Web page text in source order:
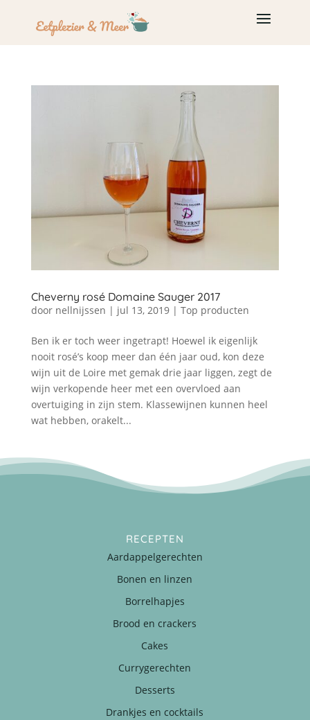
Cheverny rosé Domaine Sauger 2017
door nellnijssen | jul 13, 2019| Top producten
Ben ik er toch weer ingetrapt! Hoewel ik eigenlijk
nooit rosé’s koop meer dan één jaar oud, kon deze
wijn uit de Loire met gemak drie jaar liggen, zegt de
wijn verkopende heer met een overvloed aan
overtuiging in zijn stem. Klassewijnen kunnen heel
wat hebben, orakelt...
RECEPTEN
Aardappelgerechten
Bonen en linzen
Borrelhapjes
Brood en crackers
Cakes
Currygerechten
Desserts
Drankjes en cocktails